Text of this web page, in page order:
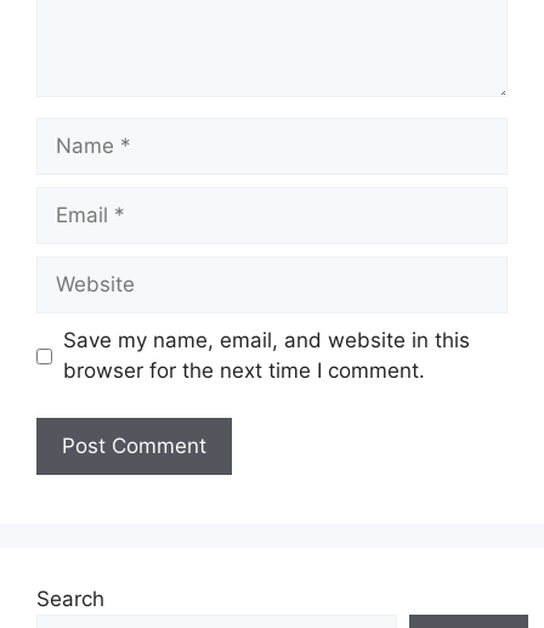
Name
Email
Website
Save my name, email, and website in this
browser for the next time I comment.
Search